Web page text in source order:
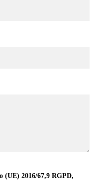
(UE) 2016/67,9 RGPD,